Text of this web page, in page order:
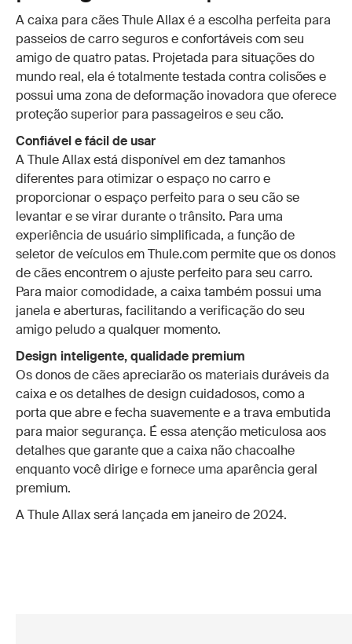
A caixa para cães Thule Allax é a escolha perfeita para
passeios de carro seguros e confortáveis com seu
amigo de quatro patas. Projetada para situações do
mundo real, ela é totalmente testada contra colisões e
possui uma zona de deformação inovadora que oferece
proteção superior para passageiros e seu cão.
Confiável e fácil de usar
A Thule Allax está disponível em dez tamanhos
diferentes para otimizar o espaço no carro e
proporcionar o espaço perfeito para o seu cão se
levantar e se virar durante o trânsito. Para uma
experiência de usuário simplificada, a função de
seletor de veículos em Thule.com permite que os donos
de cães encontrem o ajuste perfeito para seu carro.
Para maior comodidade, a caixa também possui uma
janela e aberturas, facilitando a verificação do seu
amigo peludo a qualquer momento.
Design inteligente, qualidade premium
Os donos de cães apreciarão os materiais duráveis da
caixa e os detalhes de design cuidadosos, como a
porta que abre e fecha suavemente e a trava embutida
para maior segurança. É essa atenção meticulosa aos
detalhes que garante que a caixa não chacoalhe
enquanto você dirige e fornece uma aparência geral
premium.
A Thule Allax será lançada em janeiro de 2024.